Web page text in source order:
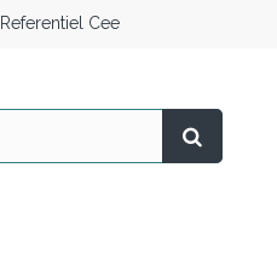
Referentiel Cee